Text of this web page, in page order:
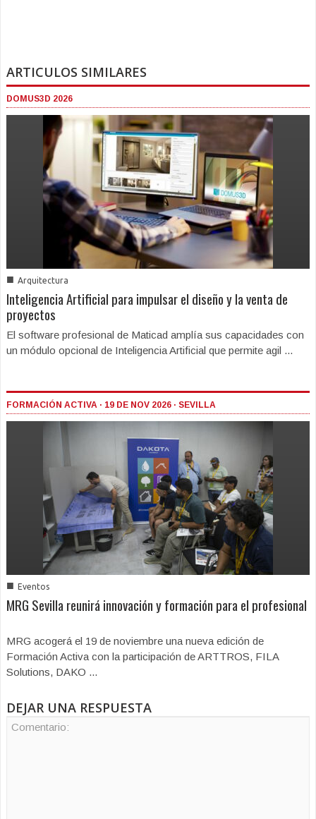
ARTICULOS SIMILARES
DOMUS3D 2026
■ Arquitectura
Inteligencia Artificial para impulsar el diseño y la venta de
proyectos
El software profesional de Maticad amplía sus capacidades con
un módulo opcional de Inteligencia Artificial que permite agil ...
FORMACIÓN ACTIVA · 19 DE NOV 2026 · SEVILLA
■ Eventos
MRG Sevilla reunirá innovación y formación para el profesional
MRG acogerá el 19 de noviembre una nueva edición de
Formación Activa con la participación de ARTTROS, FILA
Solutions, DAKO ...
DEJAR UNA RESPUESTA